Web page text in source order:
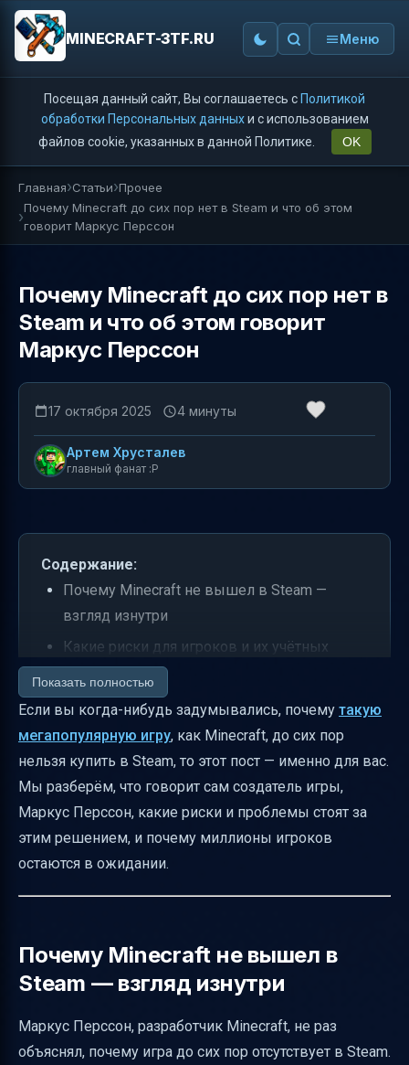
MINECRAFT-3TF.RU Меню
Посещая данный сайт, Вы соглашаетесь с Политикой
обработки Персональных данныхи с использованием
файлов cookie, указанных в данной Политике.
OK
Главная Статьи Прочее
Почему Minecraft до сих пор нет в Steam и что об этом
говорит Маркус Перссон
Почему Minecraft до сих пор нет в
Steam и что об этом говорит
Маркус Перссон
17 октября 2025 4 минуты
Артем Хрусталев
главный фанат :P
Содержание:
Почему Minecraft не вышел в Steam —
взгляд изнутри
Какие риски для игроков и их учётных
записей существуют
Ценовые различия и доступность
Возможные альтернативы и будущее
Minecraft в Steam
Итоги и что это значит для игроков
Почему важно понимать эту ситуацию
Показать полностью
Если вы когда-нибудь задумывались, почему такую
мегапопулярную игру, как Minecraft, до сих пор
нельзя купить в Steam, то этот пост — именно для вас.
Мы разберём, что говорит сам создатель игры,
Маркус Перссон, какие риски и проблемы стоят за
этим решением, и почему миллионы игроков
остаются в ожидании.
Почему Minecraft не вышел в
Steam — взгляд изнутри
Маркус Перссон, разработчик Minecraft, не раз
объяснял, почему игра до сих пор отсутствует в Steam.